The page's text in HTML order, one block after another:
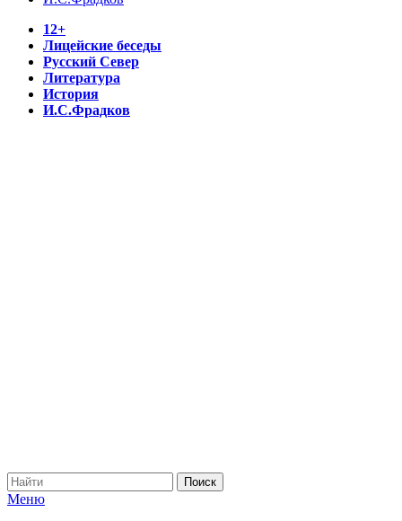
12+
Лицейские беседы
Русский Север
Литература
История
И.С.Фрадков
Меню